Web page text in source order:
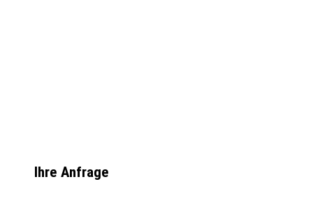
Ihre Anfrage